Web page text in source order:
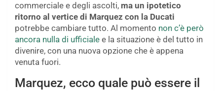
commerciale e degli ascolti, ma un ipotetico
ritorno al vertice di Marquez con la Ducati
potrebbe cambiare tutto. Al momento non c’è però
ancora nulla di ufficiale e la situazione è del tutto in
divenire, con una nuova opzione che è appena
venuta fuori.
Marquez, ecco quale può essere il